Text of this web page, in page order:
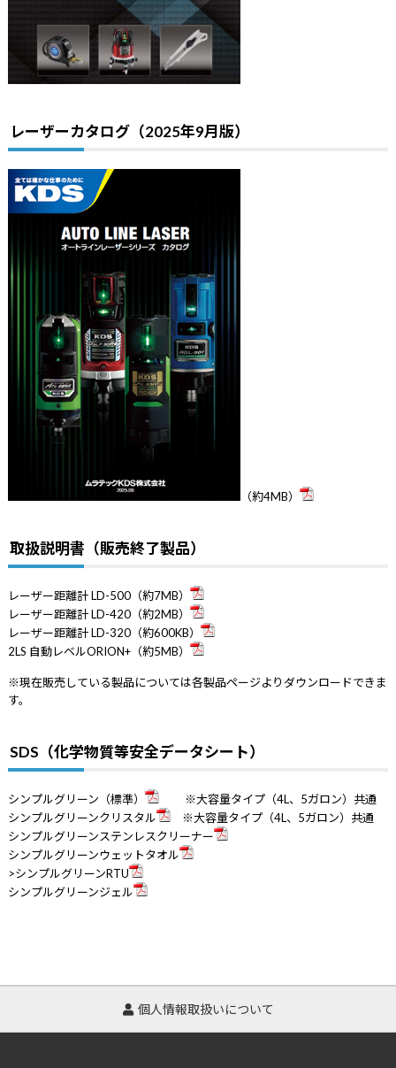
レーザーカタログ（2025年9月版）
（約4MB）
取扱説明書（販売終了製品）
レーザー距離計 LD-500（約7MB）
レーザー距離計 LD-420（約2MB）
レーザー距離計 LD-320（約600KB）
2LS 自動レベルORION+（約5MB）
※現在販売している製品については各製品ページよりダウンロードできま
す。
SDS（化学物質等安全データシート）
シンプルグリーン（標準）
※大容量タイプ（4L、5ガロン）共通
シンプルグリーンクリスタル
※大容量タイプ（4L、5ガロン）共通
シンプルグリーンステンレスクリーナー
シンプルグリーンウェットタオル
>シンプルグリーンRTU
シンプルグリーンジェル
個人情報取扱いについて